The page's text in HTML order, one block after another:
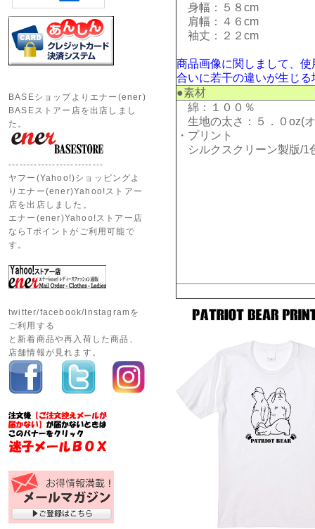
身幅：５８cm
肩幅：４６cm
袖丈：２２cm
商品画像に関しまして、
合いに若干の違いが生じ
●素材
綿：１００％
生地の太さ：５．０oz(
・プリント
シルクスクリーン製版/1
BASEショップよりエナー(ener)
BASEストアー店を出店しまし
た。
--------------------------
ヤフー(Yahoo!)ショッピングよ
りエナー(ener)Yahoo!ストアー
店を出店しました。
エナー(ener)Yahoo!ストアー店
ならTポイントがご利用可能で
す。
twitter/facebook/Instagramを
ご利用する
と新着商品や再入荷した商品、
店舗情報が見れます。